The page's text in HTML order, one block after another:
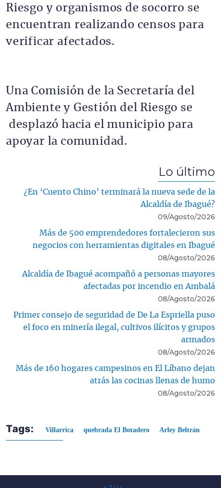
Riesgo y organismos de socorro se
encuentran realizando censos para
verificar afectados.
Una Comisión de la Secretaría del
Ambiente y Gestión del Riesgo se
desplazó hacia el municipio para
apoyar la comunidad.
Lo último
¿En ‘Cuento Chino’ terminará la nueva sede de la
Alcaldía de Ibagué?
09/Agosto/2026
Más de 500 emprendedores fortalecieron sus
negocios con herramientas digitales en Ibagué
08/Agosto/2026
Alcaldía de Ibagué acompañó a personas mayores
afectadas por incendio en Ambalá
08/Agosto/2026
Primer consejo de seguridad de De La Espriella puso
el foco en minería ilegal, cultivos ilícitos y grupos
armados
08/Agosto/2026
Más de 160 hogares campesinos en El Líbano dejan
atrás las cocinas llenas de humo
08/Agosto/2026
Tags: Villarrica quebrada El Botadero Arley Beltrán